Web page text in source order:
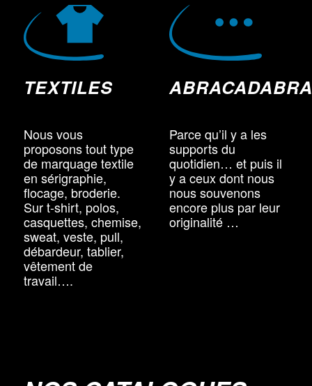
TEXTILES
Nous vous
proposons tout type
de marquage textile
en sérigraphie,
flocage, broderie.
Sur t-shirt, polos,
casquettes, chemise,
sweat, veste, pull,
débardeur, tablier,
vêtement de
travail….
Parce qu’il y a les
supports du
quotidien… et puis il
y a ceux dont nous
nous souvenons
encore plus par leur
originalité …